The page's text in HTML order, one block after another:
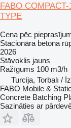
FABO
TYPE
Cena pēc
Stacionāra betona
2026
Stāvoklis jauns
Ražīgums 100 m3/h
Turcija, Torbalı /
FABO Mobile &
Concrete Batching
Sazināties ar